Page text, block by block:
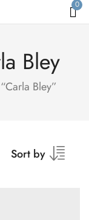
0
Bley
Bley”
Sort by